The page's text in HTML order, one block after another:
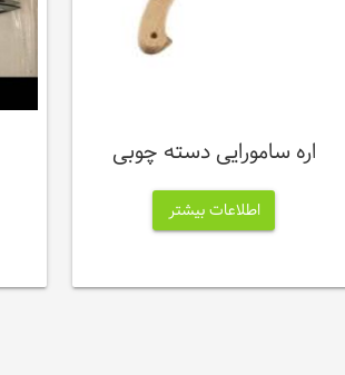
اره سامورایی دسته چوبی
اطلاعات بیشتر